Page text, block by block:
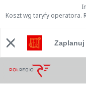
Koszt wg taryfy operatora.